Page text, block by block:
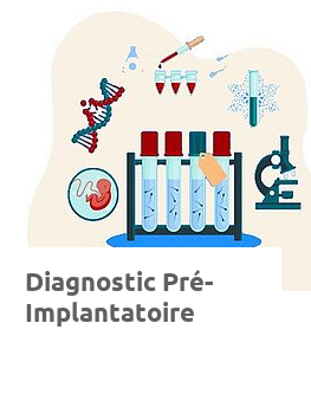
Diagnostic Pré-
Implantatoire